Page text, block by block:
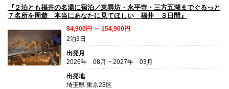
『２泊とも福井の名湯に宿泊／東尋坊・永平寺・三方五湖までぐるっと
７名所を周遊 本当にあなたに見てほしい 福井 ３日間』
84,900円 ～ 154,900円
2泊3日
出発月
2026年 08月 ~ 2027年 03月
出発地
埼玉県 東京23区